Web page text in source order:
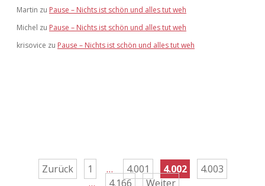
Martin zu Pause – Nichts ist schön und alles tut weh
Michel zu Pause – Nichts ist schön und alles tut weh
krisovice zu Pause – Nichts ist schön und alles tut weh
Seitennummerierung
Zurück 1 … 4.001 4.002
4.003
…
4.166 Weiter